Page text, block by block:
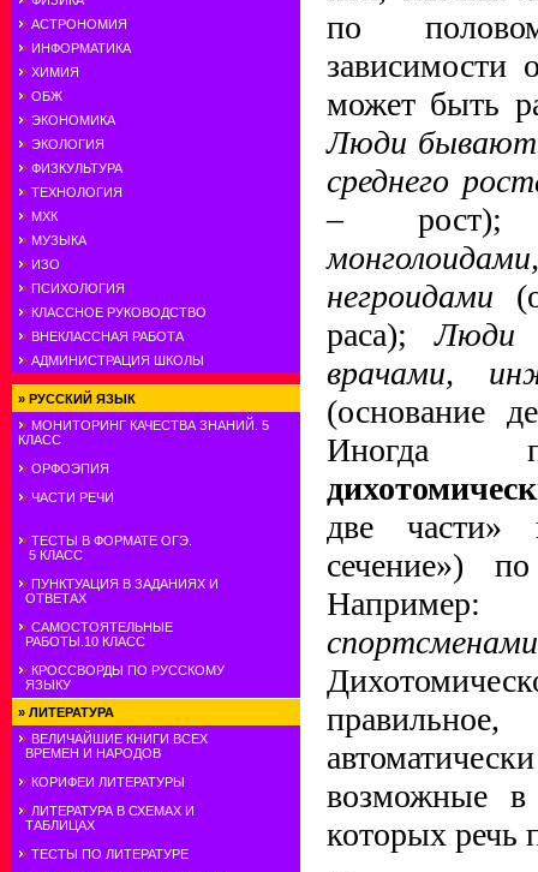
АСТРОНОМИЯ
ИНФОРМАТИКА
ХИМИЯ
ОБЖ
ЭКОНОМИКА
ЭКОЛОГИЯ
ФИЗКУЛЬТУРА
ТЕХНОЛОГИЯ
МХК
МУЗЫКА
ИЗО
ПСИХОЛОГИЯ
КЛАССНОЕ РУКОВОДСТВО
ВНЕКЛАССНАЯ РАБОТА
АДМИНИСТРАЦИЯ ШКОЛЫ
» РУССКИЙ ЯЗЫК
МОНИТОРИНГ КАЧЕСТВА ЗНАНИЙ. 5
КЛАСС
ОРФОЭПИЯ
ЧАСТИ РЕЧИ
ТЕСТЫ В ФОРМАТЕ ОГЭ.
5 КЛАСС
ПУНКТУАЦИЯ В ЗАДАНИЯХ И
ОТВЕТАХ
САМОСТОЯТЕЛЬНЫЕ
РАБОТЫ.10 КЛАСС
КРОССВОРДЫ ПО РУССКОМУ
ЯЗЫКУ
» ЛИТЕРАТУРА
ВЕЛИЧАЙШИЕ КНИГИ ВСЕХ
ВРЕМЕН И НАРОДОВ
КОРИФЕИ ЛИТЕРАТУРЫ
ЛИТЕРАТУРА В СХЕМАХ И
ТАБЛИЦАХ
ТЕСТЫ ПО ЛИТЕРАТУРЕ
по
зависимости
может быть
Люди бывают
среднего
–
негроидами
раса);Люди
врачами,
(основание
Иногда
две
сечение»)
возможные
которых речь